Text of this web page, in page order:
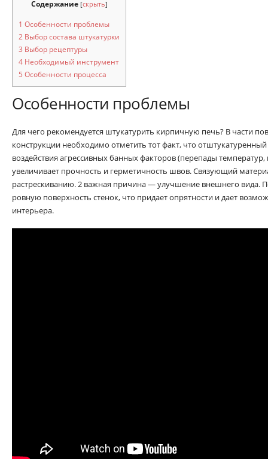
Содержание [скрыть]
1 Особенности проблемы
2 Выбор состава штукатурки
3 Выбор рецептуры
4 Необходимый инструмент
5 Особенности процесса
Особенности проблемы
Для чего рекомендуется штукатурить кирпичную печь? В части
конструкции необходимо отметить тот факт, что
воздействия агрессивных банных факторов (перепады
увеличивает прочность и герметичность швов. Связующий
растрескиванию. 2 важная причина — улучшение внешнего вида.
ровную поверхность стенок, что придает опрятности и дает
интерьера.